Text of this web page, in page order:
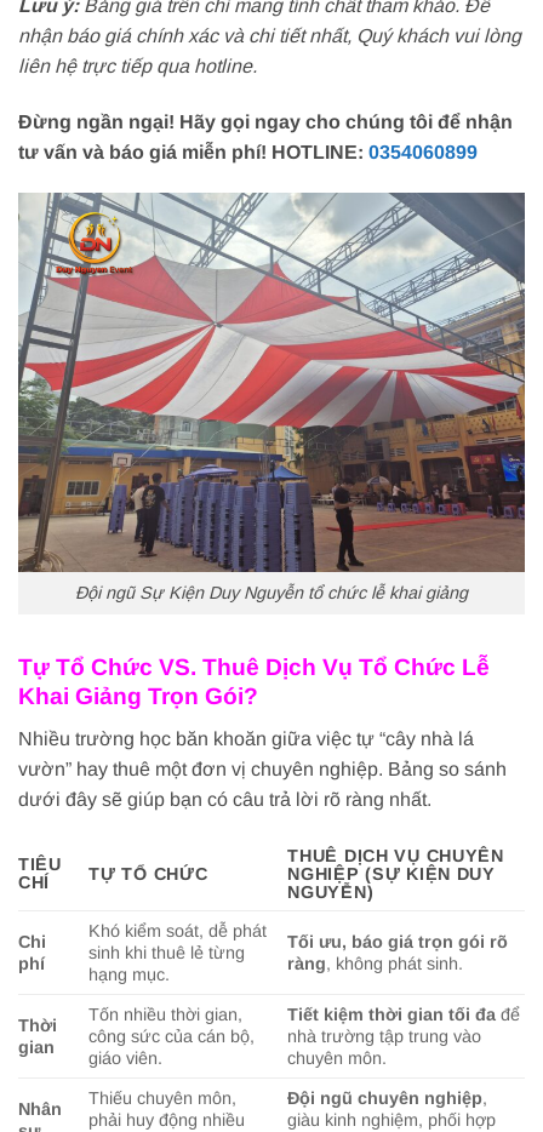
Lưu ý:Bảng giá trên chỉ mang tính chất tham khảo. Để
nhận báo giá chính xác và chi tiết nhất, Quý khách vui lòng
liên hệ trực tiếp qua hotline.
Đừng ngần ngại! Hãy gọi ngay cho chúng tôi để nhận
tư vấn và báo giá miễn phí! HOTLINE: 0354060899
Đội ngũ Sự Kiện Duy Nguyễn tổ chức lễ khai giảng
Tự Tổ Chức VS. Thuê Dịch Vụ Tổ Chức Lễ
Khai Giảng Trọn Gói?
Nhiều trường học băn khoăn giữa việc tự “cây nhà lá
vườn” hay thuê một đơn vị chuyên nghiệp. Bảng so sánh
dưới đây sẽ giúp bạn có câu trả lời rõ ràng nhất.
TIÊU
CHÍ
TỰ TỔ CHỨC
THUÊ DỊCH VỤ CHUYÊN
NGHIỆP (SỰ KIỆN DUY
NGUYỄN)
Chi
phí
Khó kiểm soát, dễ phát
sinh khi thuê lẻ từng
hạng mục.
Tối ưu, báo giá trọn gói rõ
ràng, không phát sinh.
Thời
gian
Tốn nhiều thời gian,
công sức của cán bộ,
giáo viên.
Tiết kiệm thời gian tối đa để
nhà trường tập trung vào
chuyên môn.
Nhân
Thiếu chuyên môn,
phải huy động nhiều
Đội ngũ chuyên nghiệp,
giàu kinh nghiệm, phối hợp